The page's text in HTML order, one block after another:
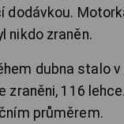
dodávkou.
nikdo zraněn.
dubna stalo v
zraněni, 116
průměrem.